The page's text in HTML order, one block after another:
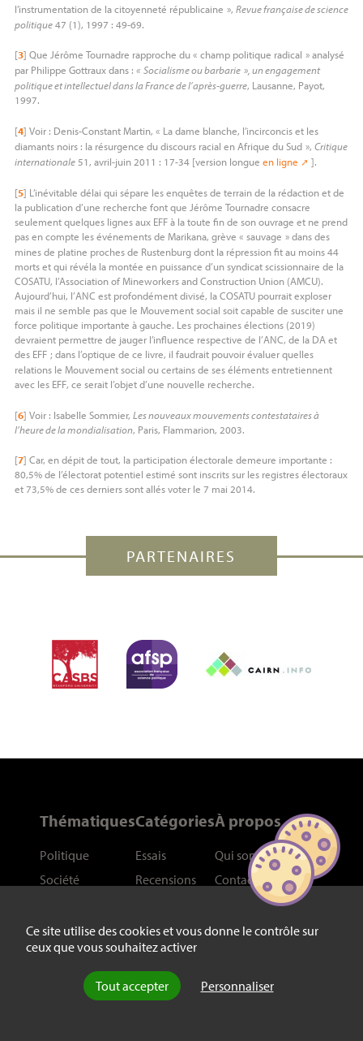
Ce site utilise des cookies et vous donne le contrôle sur
ceux que vous souhaitez activer
Tout accepter Personnaliser
l’instrumentation de la citoyenneté républicaine », Revue française de science
politique47 (1), 1997 : 49-69.
[3] Que Jérôme Tournadre rapproche du « champ politique radical » analysé
par Philippe Gottraux dans : « Socialisme ou barbarie », un engagement
politique et intellectuel dans la France de l’après-guerre, Lausanne, Payot,
1997.
[4] Voir : Denis-Constant Martin, « La dame blanche, l’incirconcis et les
diamants noirs : la résurgence du discours racial en Afrique du Sud », Critique
internationale51, avril-juin 2011 : 17-34 [version longue en ligne ].
[5] L’inévitable délai qui sépare les enquêtes de terrain de la rédaction et de
la publication d’une recherche font que Jérôme Tournadre consacre
seulement quelques lignes aux EFFà la toute fin de son ouvrage et ne prend
pas en compte les événements de Marikana, grève « sauvage » dans des
mines de platine proches de Rustenburg dont la répression fit au moins 44
morts et qui révéla la montée en puissance d’un syndicat scissionnaire de la
COSATU, l’Association of Mineworkers and Construction Union (AMCU).
Aujourd’hui, l’ANC est profondément divisé, laCOSATUpourrait exploser
mais il ne semble pas que le Mouvement social soit capable de susciter une
force politique importante à gauche. Les prochaines élections (2019)
devraient permettre de jauger l’influence respective de l’ANC, de la DAet
des EFF ; dans l’optique de ce livre, il faudrait pouvoir évaluer quelles
relations le Mouvement social ou certains de ses éléments entretiennent
avec les EFF, ce serait l’objet d’une nouvelle recherche.
[6] Voir : Isabelle Sommier, Les nouveaux mouvements contestataires à
l’heure de la mondialisation, Paris, Flammarion, 2003.
[7] Car, en dépit de tout, la participation électorale demeure importante :
80,5% de l’électorat potentiel estimé sont inscrits sur les registres électoraux
et 73,5% de ces derniers sont allés voter le 7 mai 2014.
PARTENAIRES
Thématiques
Politique
Société
Arts
International
Philosophie
Catégories
Essais
Recensions
Dossiers
À propos
Qui sommes-nous ?
Contact
Soumettre un article
Contributeurs